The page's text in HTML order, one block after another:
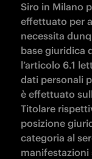
Siro in Milano
effettuato per
necessita
base giuridica
l’articolo 6.1
dati personali
è effettuato
Titolare
posizione
categoria al